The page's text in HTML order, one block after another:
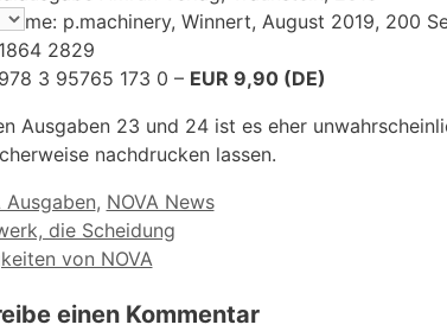
p.machinery, Winnert, August 2019, 200
2829
3 95765 173 0 – EUR 9,90 (DE)
Ausgaben 23 und 24 ist es eher
nachdrucken lassen.
Ausgaben, NOVA News
die Scheidung
von NOVA
einen Kommentar